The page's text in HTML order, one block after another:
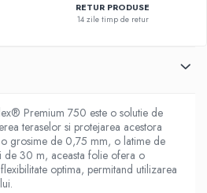
RETUR PRODUSE
14 zile timp de retur
Premium 750 este o solutie de
teraselor si protejarea acestora
grosime de 0,75 mm, o latime de
30 m, aceasta folie ofera o
optima, permitand utilizarea